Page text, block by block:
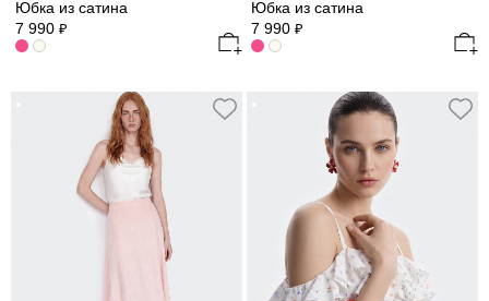
Юбка из сатина
7 990 ₽
Юбка из сатина
7 990 ₽